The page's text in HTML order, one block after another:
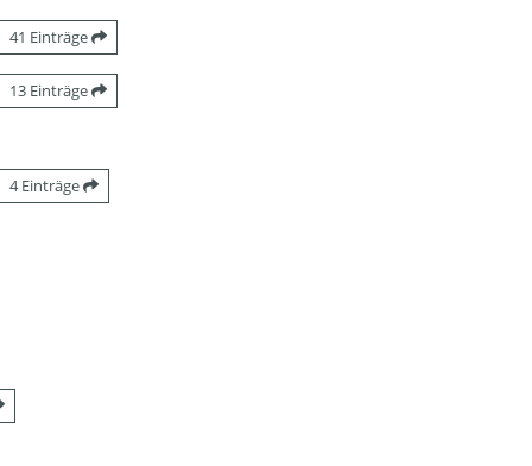
41 Einträge
13 Einträge
4 Einträge